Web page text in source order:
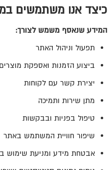
כיצד אנו משתמשים
המידע שנאסף משמש לצורך:
תפעול וניהול האתר
ביצוע הזמנות ואספקת מוצרים
יצירת קשר עם לקוחות
מתן שירות ותמיכה
טיפול בפניות ובבקשות
שיפור חוויית המשתמש באתר
אבטחת מידע ומניעת שימוש